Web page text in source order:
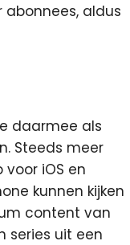
aldus
daarmee als
Steeds meer
iOS en
kunnen kijken
content van
series uit een